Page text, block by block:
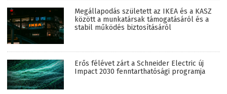
Megállapodás született az IKEA és a KASZ
között a munkatársak támogatásáról és a
stabil működés biztosításáról
Erős félévet zárt a Schneider Electric új
Impact 2030 fenntarthatósági programja